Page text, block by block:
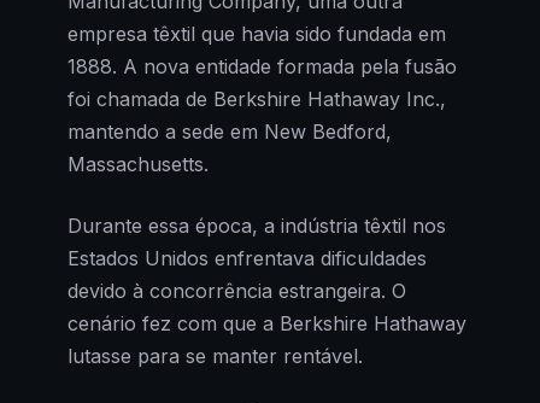
empresa têxtil que havia sido fundada em
1888. A nova entidade formada pela fusão
foi chamada de Berkshire Hathaway Inc.,
mantendo a sede em New Bedford,
Massachusetts.
Durante essa época, a indústria têxtil nos
Estados Unidos enfrentava dificuldades
devido à concorrência estrangeira. O
cenário fez com que a Berkshire Hathaway
lutasse para se manter rentável.